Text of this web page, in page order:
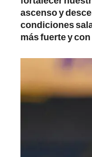
ascenso y
condiciones
más fuerte y